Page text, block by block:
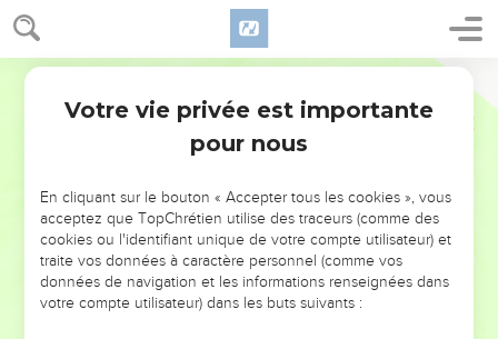
NE MANQUEZ PAS L’ÉVÉNEMENT
DE L’ANNÉE !
ET SI LEURS ERREURS POUVAIENT VOUS ÉVITER LES
VOTRES ?
Votre vie privée est importante
pour nous
En cliquant sur le bouton « Accepter tous les cookies », vous
acceptez que TopChrétien utilise des traceurs (comme des
cookies ou l'identifiant unique de votre compte utilisateur) et
traite vos données à caractère personnel (comme vos
données de navigation et les informations renseignées dans
votre compte utilisateur) dans les buts suivants :